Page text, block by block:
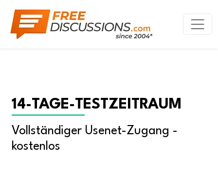
14-TAGE-TESTZEITRAUM
Vollständiger Usenet-Zugang -
kostenlos